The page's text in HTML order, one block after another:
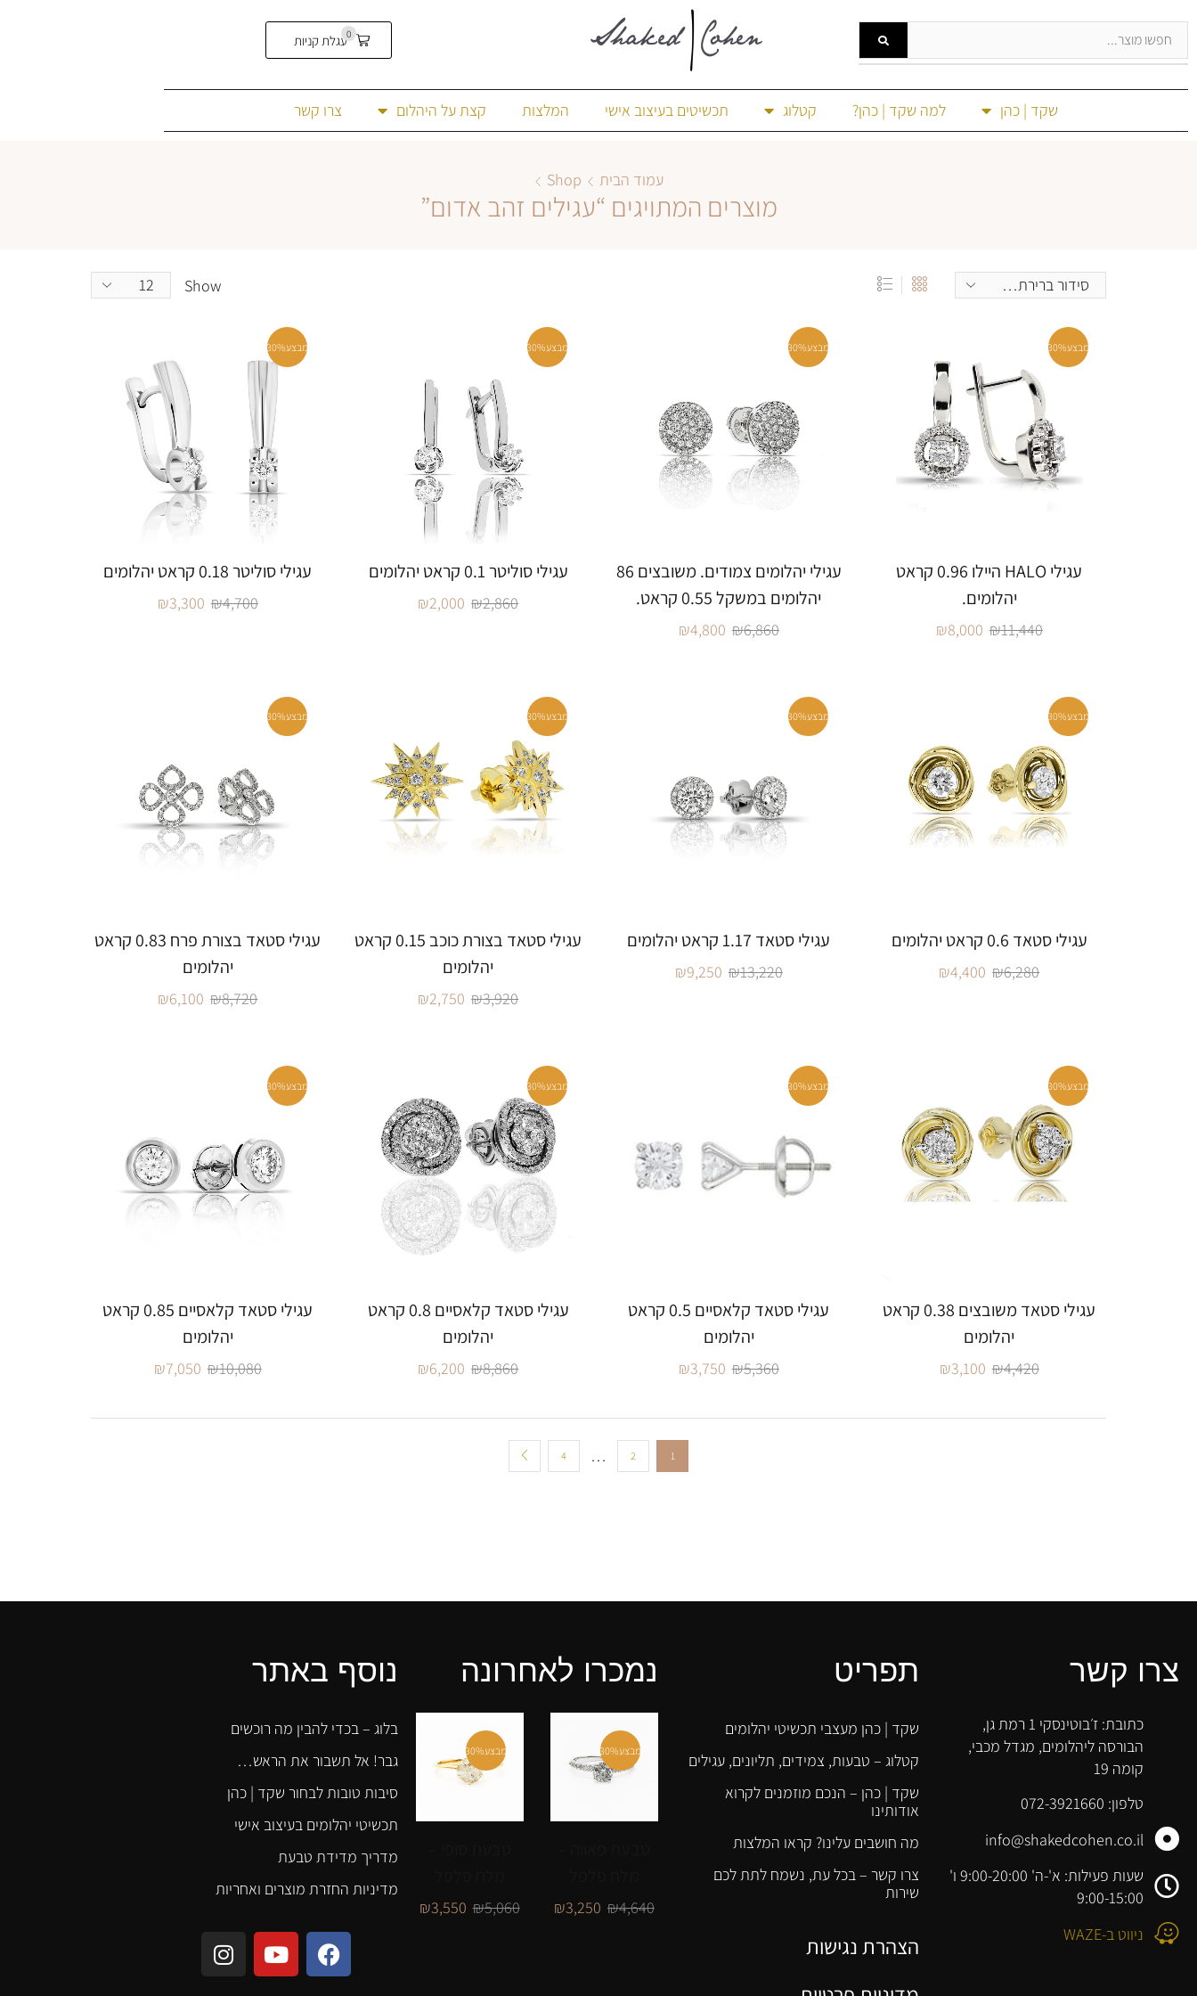
0עגלת קניות
שקד | כהן למה שקד | כהן? קטלוג תכשיטים בעיצוב אישי המלצות קצת על היהלום צרו קשר
עמוד הבית Shop
מוצרים המתויגים “עגילים זהב אדום”
Show
מבצע30%
עגילי HALO היילו 0.96 קראט
יהלומים.
₪11,440
₪8,000
מבצע30%
עגילי יהלומים צמודים. משובצים 86
יהלומים במשקל 0.55 קראט.
₪6,860
₪4,800
מבצע30%
עגילי סוליטר 0.1 קראט יהלומים
₪2,860
₪2,000
מבצע30%
עגילי סוליטר 0.18 קראט יהלומים
₪4,700
₪3,300
מבצע30%
עגילי סטאד 0.6 קראט יהלומים
₪6,280
₪4,400
מבצע30%
עגילי סטאד 1.17 קראט יהלומים
₪13,220
₪9,250
מבצע30%
עגילי סטאד בצורת כוכב 0.15 קראט
יהלומים
₪3,920
₪2,750
מבצע30%
עגילי סטאד בצורת פרח 0.83 קראט
יהלומים
₪8,720
₪6,100
מבצע30%
עגילי סטאד משובצים 0.38 קראט
יהלומים
₪4,420
₪3,100
מבצע30%
עגילי סטאד קלאסיים 0.5 קראט
יהלומים
₪5,360
₪3,750
מבצע30%
עגילי סטאד קלאסיים 0.8 קראט
יהלומים
₪8,860
₪6,200
מבצע30%
עגילי סטאד קלאסיים 0.85 קראט
יהלומים
₪10,080
₪7,050
1
2
…
4
צרו קשר
כתובת: ז׳בוטינסקי 1 רמת גן,
הבורסה ליהלומים, מגדל מכבי,
קומה 19
טלפון: 072-3921660
info@shakedcohen.co.il
שעות פעילות: א'-ה' 9:00-20:00 ו'
9:00-15:00
ניווט ב-WAZE
תפריט
שקד | כהן מעצבי תכשיטי יהלומים
קטלוג – טבעות, צמידים, תליונים, עגילים
שקד | כהן – הנכם מוזמנים לקרוא
אודותינו
מה חושבים עלינו? קראו המלצות
צרו קשר – בכל עת, נשמח לתת לכם
שירות
הצהרת נגישות
נמכרו לאחרונה
מבצע30%
₪4,640
₪3,250
מבצע30%
₪5,060
₪3,550
נוסף באתר
בלוג – בכדי להבין מה רוכשים
גבר! אל תשבור את הראש…
סיבות טובות לבחור שקד | כהן
תכשיטי יהלומים בעיצוב אישי
מדריך מדידת טבעת
מדיניות החזרת מוצרים ואחריות